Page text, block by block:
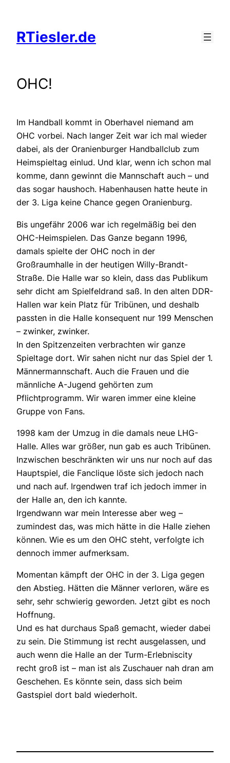
springen
RTiesler.de
OHC!
Im Handball kommt in Oberhavel niemand am
OHC vorbei. Nach langer Zeit war ich mal wieder
dabei, als der Oranienburger Handballclub zum
Heimspieltag einlud. Und klar, wenn ich schon mal
komme, dann gewinnt die Mannschaft auch – und
das sogar haushoch. Habenhausen hatte heute in
der 3. Liga keine Chance gegen Oranienburg.
Bis ungefähr 2006 war ich regelmäßig bei den
OHC-Heimspielen. Das Ganze begann 1996,
damals spielte der OHC noch in der
Großraumhalle in der heutigen Willy-Brandt-
Straße. Die Halle war so klein, dass das Publikum
sehr dicht am Spielfeldrand saß. In den alten DDR-
Hallen war kein Platz für Tribünen, und deshalb
passten in die Halle konsequent nur 199 Menschen
– zwinker, zwinker.
In den Spitzenzeiten verbrachten wir ganze
Spieltage dort. Wir sahen nicht nur das Spiel der 1.
Männermannschaft. Auch die Frauen und die
männliche A-Jugend gehörten zum
Pflichtprogramm. Wir waren immer eine kleine
Gruppe von Fans.
1998 kam der Umzug in die damals neue LHG-
Halle. Alles war größer, nun gab es auch Tribünen.
Inzwischen beschränkten wir uns nur noch auf das
Hauptspiel, die Fanclique löste sich jedoch nach
und nach auf. Irgendwen traf ich jedoch immer in
der Halle an, den ich kannte.
Irgendwann war mein Interesse aber weg –
zumindest das, was mich hätte in die Halle ziehen
können. Wie es um den OHC steht, verfolgte ich
dennoch immer aufmerksam.
Momentan kämpft der OHC in der 3. Liga gegen
den Abstieg. Hätten die Männer verloren, wäre es
sehr, sehr schwierig geworden. Jetzt gibt es noch
Hoffnung.
Und es hat durchaus Spaß gemacht, wieder dabei
zu sein. Die Stimmung ist recht ausgelassen, und
auch wenn die Halle an der Turm-Erlebniscity
recht groß ist – man ist als Zuschauer nah dran am
Geschehen. Es könnte sein, dass sich beim
Gastspiel dort bald wiederholt.